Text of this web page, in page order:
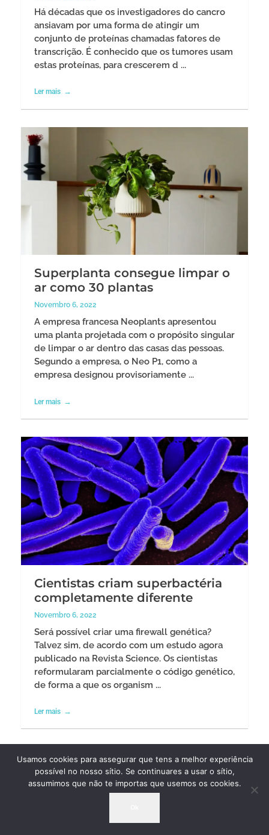
Há décadas que os investigadores do cancro
ansiavam por uma forma de atingir um
conjunto de proteínas chamadas fatores de
transcrição. É conhecido que os tumores usam
estas proteínas, para crescerem d ...
Ler mais
Superplanta consegue limpar o
ar como 30 plantas
Novembro 6, 2022
A empresa francesa Neoplants apresentou
uma planta projetada com o propósito singular
de limpar o ar dentro das casas das pessoas.
Segundo a empresa, o Neo P1, como a
empresa designou provisoriamente ...
Ler mais
Cientistas criam superbactéria
completamente diferente
Novembro 6, 2022
Será possível criar uma firewall genética?
Talvez sim, de acordo com um estudo agora
publicado na Revista Science. Os cientistas
reformularam parcialmente o código genético,
de forma a que os organism ...
Ler mais
Usamos cookies para assegurar que tens a melhor experiência
possível no nosso sítio. Se continuares a usar o sítio,
assumimos que não te importas que usemos os cookies.